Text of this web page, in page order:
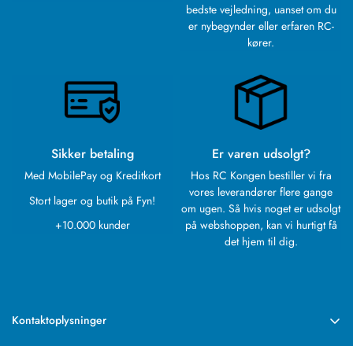
bedste vejledning, uanset om du
er nybegynder eller erfaren RC-
kører.
Sikker betaling
Med MobilePay og Kreditkort
Stort lager og butik på Fyn!
+10.000 kunder
Er varen udsolgt?
Hos RC Kongen bestiller vi fra
vores leverandører flere gange
om ugen. Så hvis noget er udsolgt
på webshoppen, kan vi hurtigt få
det hjem til dig.
Kontaktoplysninger